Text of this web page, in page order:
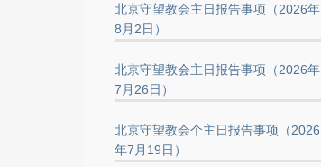
北京守望教会主日报告事项（2026年
8月2日）
北京守望教会主日报告事项（2026年
7月26日）
北京守望教会个主日报告事项（2026
年7月19日）